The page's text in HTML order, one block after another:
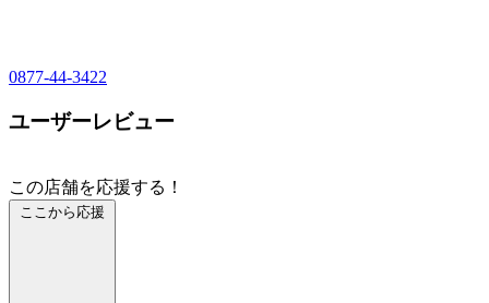
0877-44-3422
ユーザーレビュー
この店舗を応援する！
ここから応援